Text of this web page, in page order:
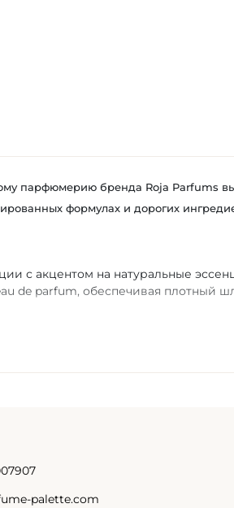
парфюмерию бренда Roja Parfums
формулах и дорогих
с акцентом на натуральные
de parfum, обеспечивая плотный
свежие композиции с
коже, а также сезонность —
palette.com